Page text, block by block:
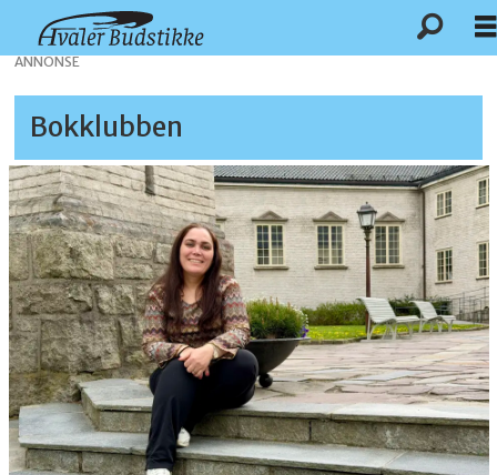
ANNONSE
Bokklubben